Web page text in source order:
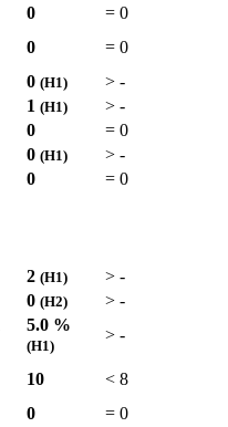
0 = 0
0 = 0
0 (H1) > -
1 (H1) > -
0 = 0
0 (H1) > -
0 = 0
2 (H1) > -
0 (H2) > -
5.0 %
(H1)
> -
10 < 8
0 = 0